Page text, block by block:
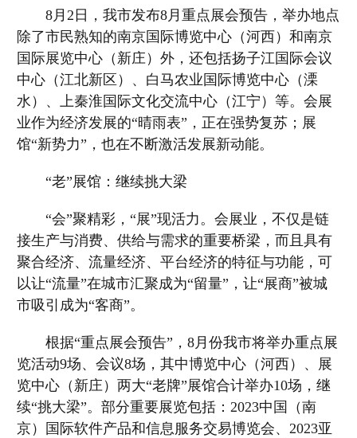
8月2日，我市发布8月重点展会预告，举办地点
除了市民熟知的南京国际博览中心（河西）和南京
国际展览中心（新庄）外，还包括扬子江国际会议
中心（江北新区）、白马农业国际博览中心（溧
水）、上秦淮国际文化交流中心（江宁）等。会展
业作为经济发展的“晴雨表”，正在强势复苏；展
馆“新势力”，也在不断激活发展新动能。
“老”展馆：继续挑大梁
“会”聚精彩，“展”现活力。会展业，不仅是链
接生产与消费、供给与需求的重要桥梁，而且具有
聚合经济、流量经济、平台经济的特征与功能，可
以让“流量”在城市汇聚成为“留量”，让“展商”被城
市吸引成为“客商”。
根据“重点展会预告”，8月份我市将举办重点展
览活动9场、会议8场，其中博览中心（河西）、展
览中心（新庄）两大“老牌”展馆合计举办10场，继
续“挑大梁”。部分重要展览包括：2023中国（南
京）国际软件产品和信息服务交易博览会、2023亚